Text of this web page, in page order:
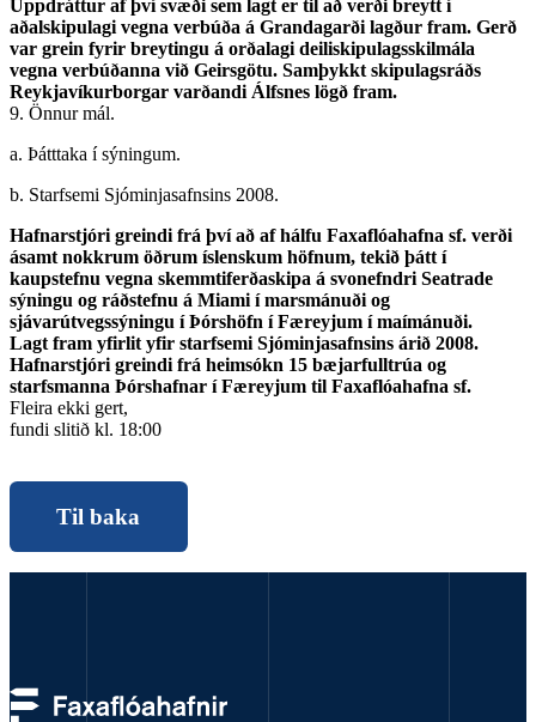
Uppdráttur af því svæði sem lagt er til að verði breytt í
aðalskipulagi vegna verbúða á Grandagarði lagður fram. Gerð
var grein fyrir breytingu á orðalagi deiliskipulagsskilmála
vegna verbúðanna við Geirsgötu. Samþykkt skipulagsráðs
Reykjavíkurborgar varðandi Álfsnes lögð fram.
9. Önnur mál.
a. Þátttaka í sýningum.
b. Starfsemi Sjóminjasafnsins 2008.
Hafnarstjóri greindi frá því að af hálfu Faxaflóahafna sf. verði
ásamt nokkrum öðrum íslenskum höfnum, tekið þátt í
kaupstefnu vegna skemmtiferðaskipa á svonefndri Seatrade
sýningu og ráðstefnu á Miami í marsmánuði og
sjávarútvegssýningu í Þórshöfn í Færeyjum í maímánuði.
Lagt fram yfirlit yfir starfsemi Sjóminjasafnsins árið 2008.
Hafnarstjóri greindi frá heimsókn 15 bæjarfulltrúa og
starfsmanna Þórshafnar í Færeyjum til Faxaflóahafna sf.
Fleira ekki gert,
fundi slitið kl. 18:00
Til baka